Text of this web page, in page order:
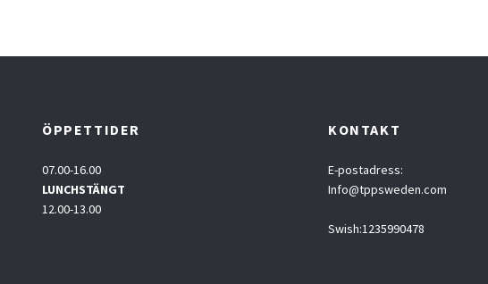
ÖPPETTIDER
07.00-16.00
LUNCHSTÄNGT
12.00-13.00
KONTAKT
E-postadress:
Info@tppsweden.com
Swish:1235990478